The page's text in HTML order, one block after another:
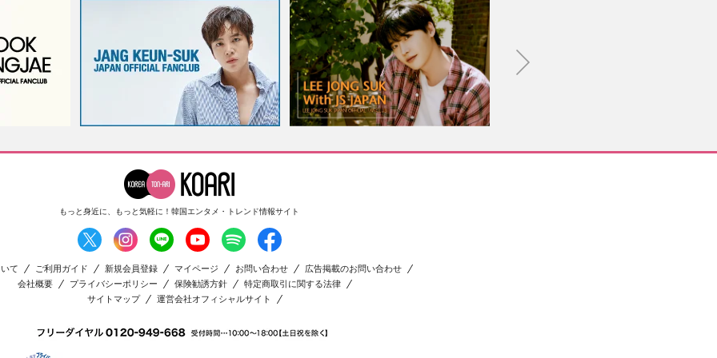
もっと身近に、もっと気軽に！ 韓国エンタメ・トレンド情報サイト
て ご利用ガイド 新規会員登録 マイページ お問い合わせ
広告掲載のお問い合わせ
会社概要
プライバシーポリシー 保険勧誘方針
特定商取引に関する法律
サイトマップ
運営会社オフィシャルサイト